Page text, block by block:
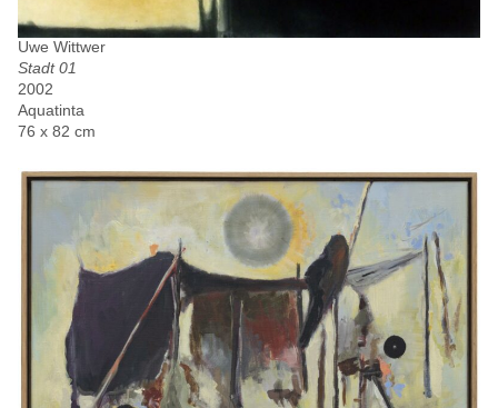
Uwe Wittwer
Stadt 01
2002
Aquatinta
76 x 82 cm